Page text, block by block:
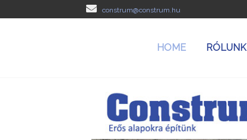
construm@construm.hu
HOME RÓLUNK